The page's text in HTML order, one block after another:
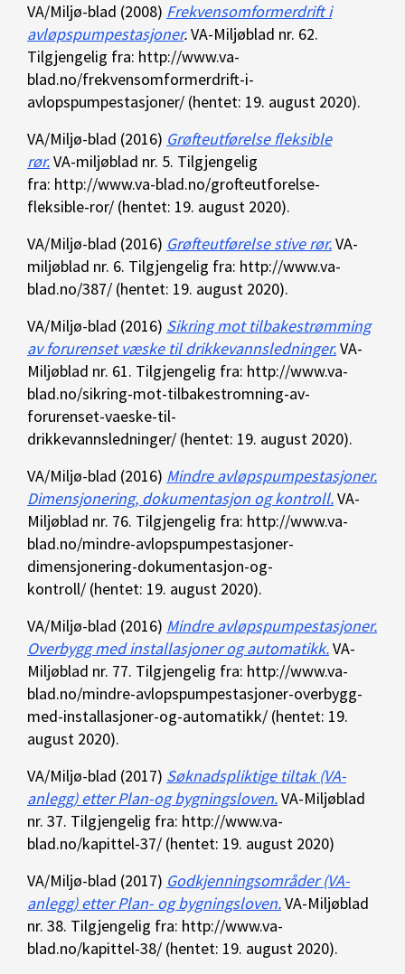
VA/Miljø-blad (2008) Frekvensomformerdrift i
avløpspumpestasjoner.VA-Miljøblad nr. 62.
Tilgjengelig fra: http://www.va-
blad.no/frekvensomformerdrift-i-
avlopspumpestasjoner/ (hentet: 19. august 2020).
VA/Miljø-blad (2016) Grøfteutførelse fleksible
rør.VA-miljøblad nr. 5. Tilgjengelig
fra: http://www.va-blad.no/grofteutforelse-
fleksible-ror/ (hentet: 19. august 2020).
VA/Miljø-blad (2016) Grøfteutførelse stive rør.VA-
miljøblad nr. 6. Tilgjengelig fra: http://www.va-
blad.no/387/ (hentet: 19. august 2020).
VA/Miljø-blad (2016) Sikring mot tilbakestrømming
av forurenset væske til drikkevannsledninger.VA-
Miljøblad nr. 61. Tilgjengelig fra: http://www.va-
blad.no/sikring-mot-tilbakestromning-av-
forurenset-vaeske-til-
drikkevannsledninger/ (hentet: 19. august 2020).
VA/Miljø-blad (2016) Mindre avløpspumpestasjoner.
Dimensjonering, dokumentasjon og kontroll.VA-
Miljøblad nr. 76. Tilgjengelig fra: http://www.va-
blad.no/mindre-avlopspumpestasjoner-
dimensjonering-dokumentasjon-og-
kontroll/ (hentet: 19. august 2020).
VA/Miljø-blad (2016) Mindre avløpspumpestasjoner.
Overbygg med installasjoner og automatikk.VA-
Miljøblad nr. 77. Tilgjengelig fra: http://www.va-
blad.no/mindre-avlopspumpestasjoner-overbygg-
med-installasjoner-og-automatikk/ (hentet: 19.
august 2020).
VA/Miljø-blad (2017) Søknadspliktige tiltak (VA-
anlegg) etter Plan-og bygningsloven.VA-Miljøblad
nr. 37. Tilgjengelig fra: http://www.va-
blad.no/kapittel-37/ (hentet: 19. august 2020)
VA/Miljø-blad (2017) Godkjenningsområder (VA-
anlegg) etter Plan- og bygningsloven.VA-Miljøblad
nr. 38. Tilgjengelig fra: http://www.va-
blad.no/kapittel-38/ (hentet: 19. august 2020).